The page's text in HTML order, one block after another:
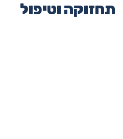
תחזוקה וטיפול